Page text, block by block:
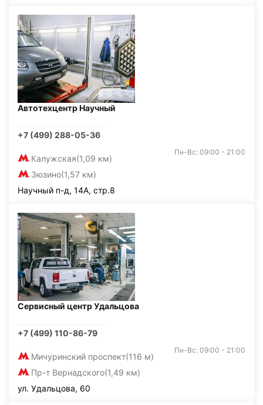
Автотехцентр Научный
+7 (499) 288-05-36
Калужская(1,09 км)
Зюзино(1,57 км)
Пн-Вс: 09:00 - 21:00
Научный п-д, 14А, стр.8
Сервисный центр Удальцова
+7 (499) 110-86-79
Мичуринский проспект(116 м)
Пр-т Вернадского(1,49 км)
Пн-Вс: 09:00 - 21:00
ул. Удальцова, 60